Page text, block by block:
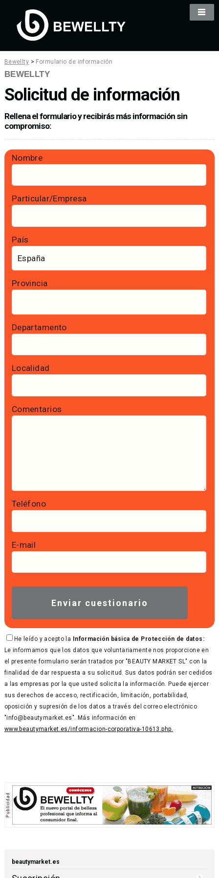
Bewellty > Formulario de información
BEWELLTY
Solicitud de información
Rellena el formulario y recibirás más información sin
compromiso:
Nombre
Particular/Empresa
País
Provincia
Departamento
Localidad
Comentarios
Teléfono
E-mail
He leído y acepto la Información básica de Protección de datos:
Le informamos que los datos que voluntariamente nos proporcione en
el presente formulario serán tratados por "BEAUTY MARKET SL" con la
finalidad de dar respuesta a su solicitud. Sus datos podrán ser cedidos
a las empresas por la que usted solicita la información. Puede ejercer
sus derechos de acceso, rectificación, limitación, portabilidad,
oposición y supresión de los datos a través del correo electrónico
"info@beautymarket.es". Más información en
www.beautymarket.es/informacion-corporativa-10613.php.
beautymarket.es